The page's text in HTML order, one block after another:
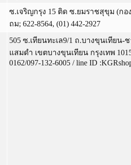
ซ.เจริญกรุง 15 ติด ซ.ยมราชสุขุม (กอ
ถม; 622-8564, (01) 442-2927
505 ซ.เทียนทะเล9/1 ถ.บางขุนเทียน-
แสมดำ เขตบางขุนเทียน กรุงเทพ
0162/097-132-6005 / line ID